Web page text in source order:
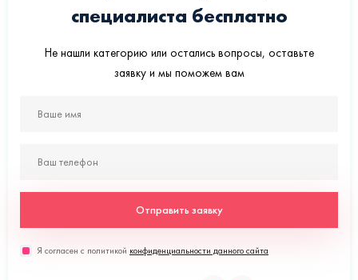
специалиста бесплатно
Не нашли категорию или остались вопросы, оставьте
заявку и мы поможем вам
Отправить заявку
Я согласен с политикой конфиденциальности данного сайта